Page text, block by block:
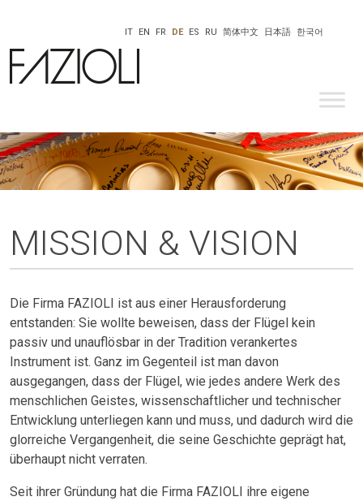
한국어
日本語
IT EN FR DE ES RU 简体中文
MISSION & VISION
Die Firma FAZIOLI ist aus einer Herausforderung
entstanden: Sie wollte beweisen, dass der Flügel kein
passiv und unauflösbar in der Tradition verankertes
Instrument ist. Ganz im Gegenteil ist man davon
ausgegangen, dass der Flügel, wie jedes andere Werk des
menschlichen Geistes, wissenschaftlicher und technischer
Entwicklung unterliegen kann und muss, und dadurch wird die
glorreiche Vergangenheit, die seine Geschichte geprägt hat,
überhaupt nicht verraten.
Seit ihrer Gründung hat die Firma FAZIOLI ihre eigene